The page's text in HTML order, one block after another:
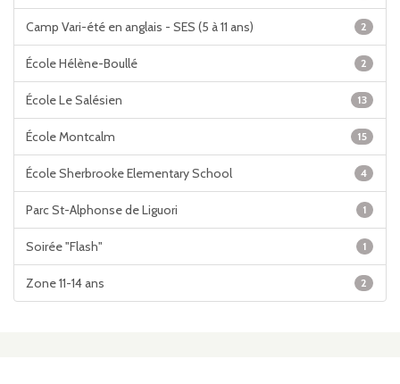
Camp Vari-été en anglais - SES (5 à 11 ans) 2
École Hélène-Boullé 2
École Le Salésien 13
École Montcalm 15
École Sherbrooke Elementary School 4
Parc St-Alphonse de Liguori 1
Soirée "Flash" 1
Zone 11-14 ans 2